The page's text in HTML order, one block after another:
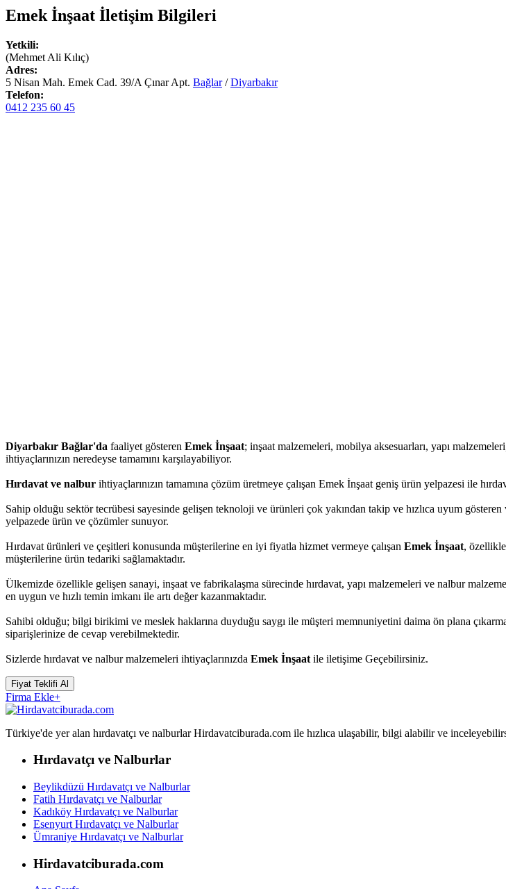
Emek İnşaat İletişim Bilgileri
Yetkili:
(Mehmet Ali Kılıç)
Adres:
5 Nisan Mah. Emek Cad. 39/A Çınar Apt. Bağlar/Diyarbakır
Telefon:
0412 235 60 45
Diyarbakır Bağlar'da faaliyet gösteren Emek İnşaat; inşaat malzemeleri, mobilya aksesuarları, yapı
ihtiyaçlarınızın neredeyse tamamını karşılayabiliyor.
Hırdavat ve nalbur ihtiyaçlarınızın tamamına çözüm üretmeye çalışan Emek İnşaat geniş ürün yelpazesi ile
Sahip olduğu sektör tecrübesi sayesinde gelişen teknoloji ve ürünleri çok yakından takip ve hızlıca uyum
yelpazede ürün ve çözümler sunuyor.
Hırdavat ürünleri ve çeşitleri konusunda müşterilerine en iyi fiyatla hizmet vermeye çalışan Emek İnşaat,
müşterilerine ürün tedariki sağlamaktadır.
Ülkemizde özellikle gelişen sanayi, inşaat ve fabrikalaşma sürecinde hırdavat, yapı malzemeleri ve nalbur
en uygun ve hızlı temin imkanı ile artı değer kazanmaktadır.
Sahibi olduğu; bilgi birikimi ve meslek haklarına duyduğu saygı ile müşteri memnuniyetini daima ön plana
siparişlerinize de cevap verebilmektedir.
Sizlerde hırdavat ve nalbur malzemeleri ihtiyaçlarınızda Emek İnşaat ile iletişime Geçebilirsiniz.
Fiyat Teklifi Al
Firma Ekle+
Türkiye'de yer alan hırdavatçı ve nalburlar Hirdavatciburada.com ile hızlıca ulaşabilir, bilgi alabilir ve
Hırdavatçı ve Nalburlar
Beylikdüzü Hırdavatçı ve Nalburlar
Fatih Hırdavatçı ve Nalburlar
Kadıköy Hırdavatçı ve Nalburlar
Esenyurt Hırdavatçı ve Nalburlar
Ümraniye Hırdavatçı ve Nalburlar
Hirdavatciburada.com